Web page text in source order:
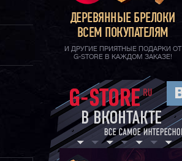
ДЕРЕВЯННЫЕ БРЕЛОКИ
ВСЕМ ПОКУПАТЕЛЯМ
И ДРУГИЕ ПРИЯТНЫЕ ПОДАРКИ ОТ
G-STORE В КАЖДОМ ЗАКАЗЕ!